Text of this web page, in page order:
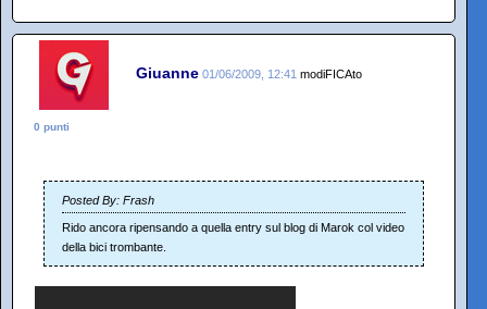
Giuanne 01/06/2009, 12:41 modiFICAto
0 punti
Posted By: Frash
Rido ancora ripensando a quella entry sul blog di Marok col video
della bici trombante.